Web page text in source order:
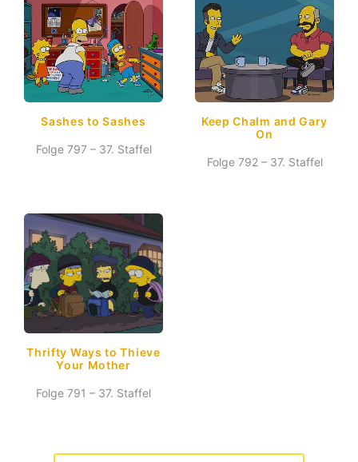
Sashes to Sashes
Folge 797 – 37. Staffel
Keep Chalm and Gary
On
Folge 792 – 37. Staffel
Thrifty Ways to Thieve
Your Mother
Folge 791 – 37. Staffel